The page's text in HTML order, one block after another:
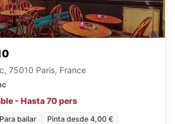
75010 Paris, France
- Hasta 70 pers
Para bailar Pinta desde 4,00 €